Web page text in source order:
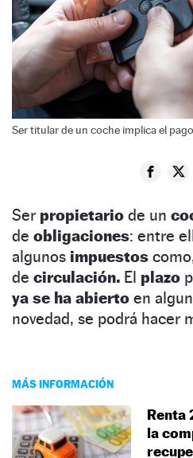
Ser titular de un coche implica el
Ser propietario de un
de obligaciones: entre
algunos impuestos
de circulación. El plazo
ya se ha abierto en
novedad, se podrá hacer
MÁS INFORMACIÓN
Renta
la